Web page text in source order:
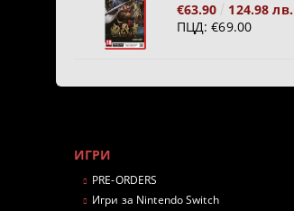
€63.90
124.98 лв.
ПЦД: €69.00
ИГРИ
PRE-ORDERS
Игри за Nintendo Switch